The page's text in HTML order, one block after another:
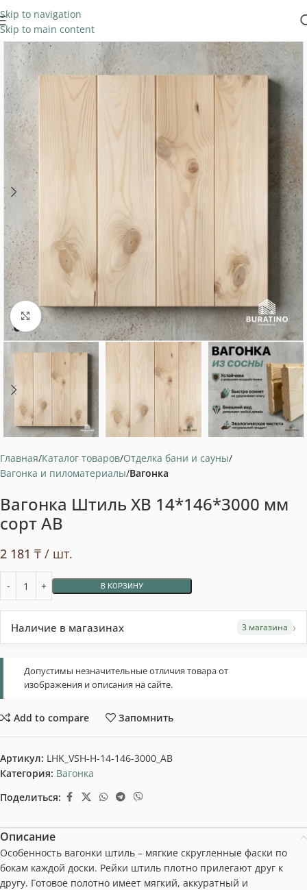
Skip to navigation
Skip to main content
Нажмите, чтобы увеличить
Главная Каталог товаров Отделка бани и сауны
Вагонка и пиломатериалы Вагонка
Вагонка Штиль ХВ 14*146*3000 мм
сорт АВ
2 181 ₸ / шт.
В КОРЗИНУ
Наличие в магазинах 3 магазина ›
Допустимы незначительные отличия товара от
изображения и описания на сайте.
Add to compare Запомнить
Артикул: LHK_VSH-H-14-146-3000_AB
Категория: Вагонка
Поделиться:
Описание
Особенность вагонки штиль – мягкие скругленные фаски по
бокам каждой доски. Рейки штиль плотно прилегают друг к
другу. Готовое полотно имеет мягкий, аккуратный и